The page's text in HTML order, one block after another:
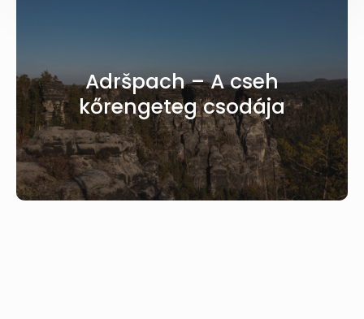
Adršpach – A cseh
kőrengeteg csodája